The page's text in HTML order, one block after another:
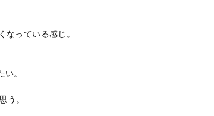
っている感じ。
。
う。